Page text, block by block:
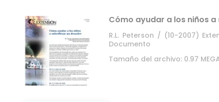
Cómo ayudar a los niños
R.L. Peterson / (10-2007)
Documento
Tamaño del archivo: 0.97